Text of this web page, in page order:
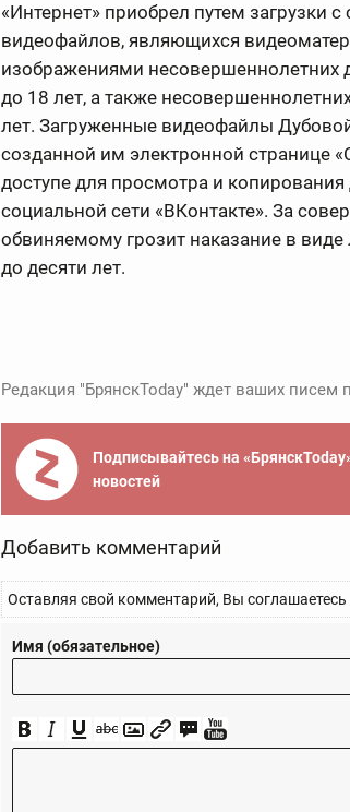
«Интернет» приобрел путем загрузки с
видеофайлов, являющихся
изображениями несовершеннолетних
до 18 лет, а также
лет. Загруженные видеофайлы
созданной им электронной странице
доступе для просмотра и
социальной сети «ВКонтакте». За
обвиняемому грозит наказание в
до десяти лет.
Редакция "БрянскToday" ждет ваших писем
Подписывайтесь на
новостей
Добавить комментарий
Оставляя свой комментарий, Вы соглашаетесь
Имя (обязательное)